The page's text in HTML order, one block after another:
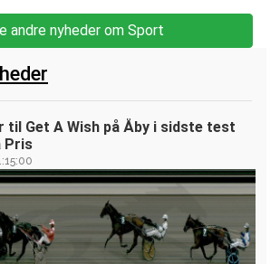
andre nyheder om Sport
til Get A Wish på Åby i sidste test
Pris